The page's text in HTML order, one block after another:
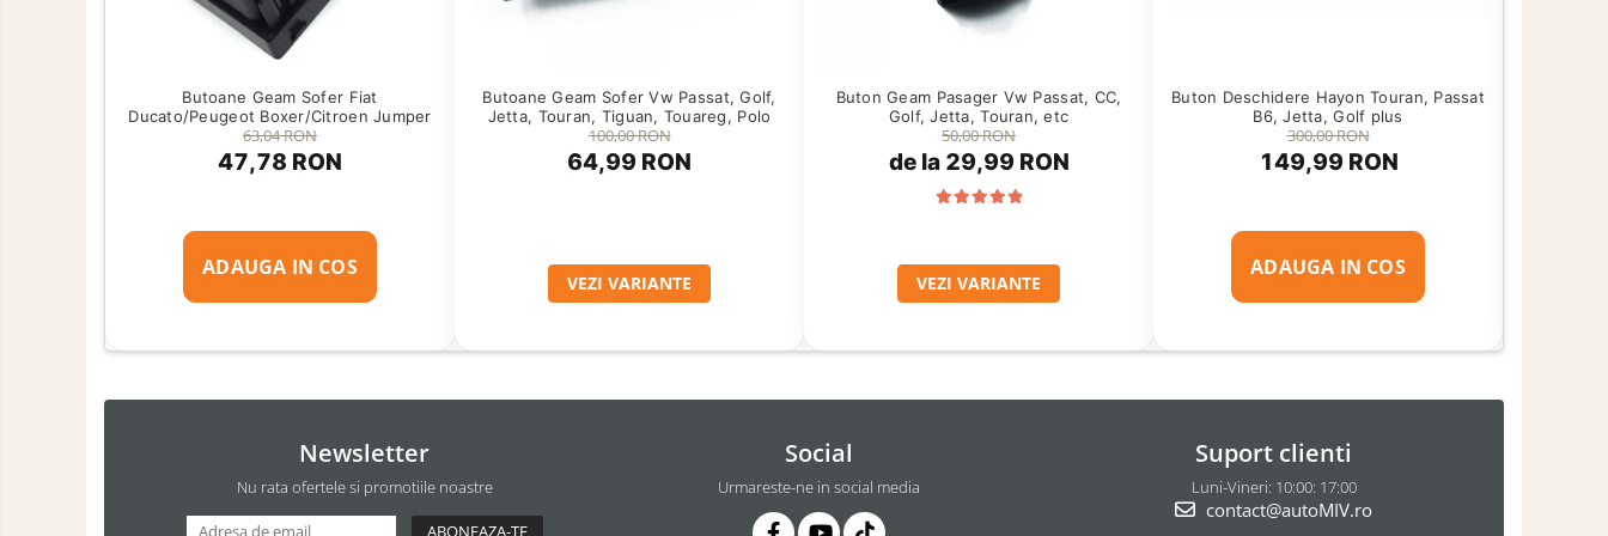
Butoane Geam Sofer Fiat
Ducato/Peugeot Boxer/Citroen Jumper
63,04 RON
47,78 RON
ADAUGA IN COS
Butoane Geam Sofer Vw Passat, Golf,
Jetta, Touran, Tiguan, Touareg, Polo
100,00 RON
64,99 RON
VEZI VARIANTE
Buton Geam Pasager Vw Passat, CC,
Golf, Jetta, Touran, etc
50,00 RON
de la 29,99 RON
VEZI VARIANTE
Buton Deschidere Hayon Touran, Passat
B6, Jetta, Golf plus
300,00 RON
149,99 RON
ADAUGA IN COS
Newsletter
Nu rata ofertele si promotiile noastre
Social
Urmareste-ne in social media
Suport clienti
Luni-Vineri: 10:00: 17:00
contact@autoMIV.ro